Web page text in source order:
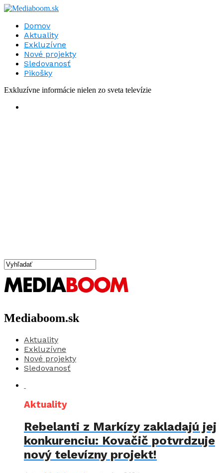
Domov
Aktuality
Exkluzívne
Nové projekty
Sledovanosť
Pikošky
Exkluzívne informácie nielen zo sveta televízie
Mediaboom.sk
Aktuality
Exkluzívne
Nové projekty
Sledovanosť
Aktuality
Rebelanti z Markízy zakladajú jej
konkurenciu: Kovačič potvrdzuje
nový televízny projekt!